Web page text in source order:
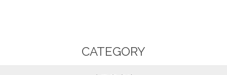
CATEGORY